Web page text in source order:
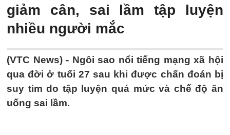
giảm cân, sai lầm tập luyện
nhiều người mắc
(VTC News) - Ngôi sao nổi tiếng mạng xã hội
qua đời ở tuổi 27 sau khi được chẩn đoán bị
suy tim do tập luyện quá mức và chế độ ăn
uống sai lầm.